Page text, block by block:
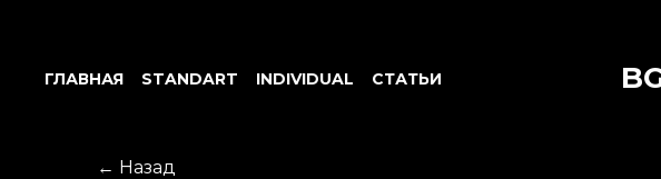
ГЛАВНАЯ STANDART INDIVIDUAL СТАТЬИ
← Назад